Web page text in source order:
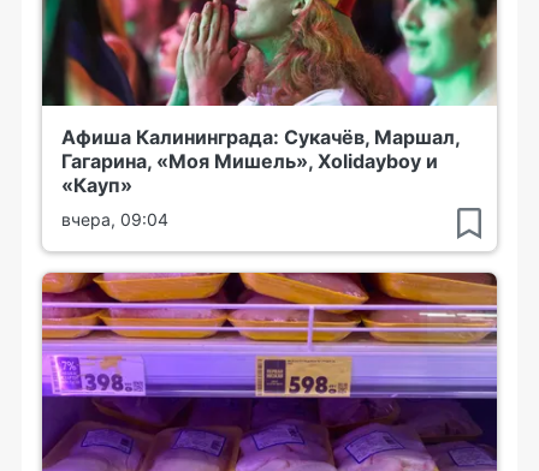
Афиша Калининграда: Сукачёв, Маршал,
Гагарина, «Моя Мишель», Xolidayboy и
«Кауп»
вчера, 09:04